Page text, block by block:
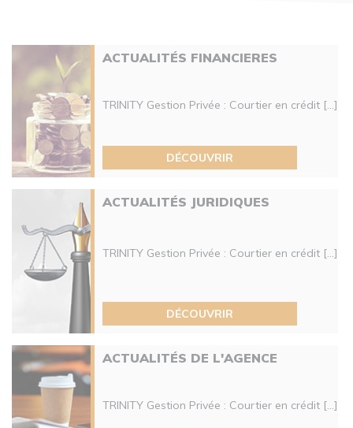
ACTUALITÉS FINANCIERES
TRINITY Gestion Privée : Courtier en crédit [...]
DÉCOUVRIR
ACTUALITÉS JURIDIQUES
TRINITY Gestion Privée : Courtier en crédit [...]
DÉCOUVRIR
ACTUALITÉS DE L'AGENCE
TRINITY Gestion Privée : Courtier en crédit [...]